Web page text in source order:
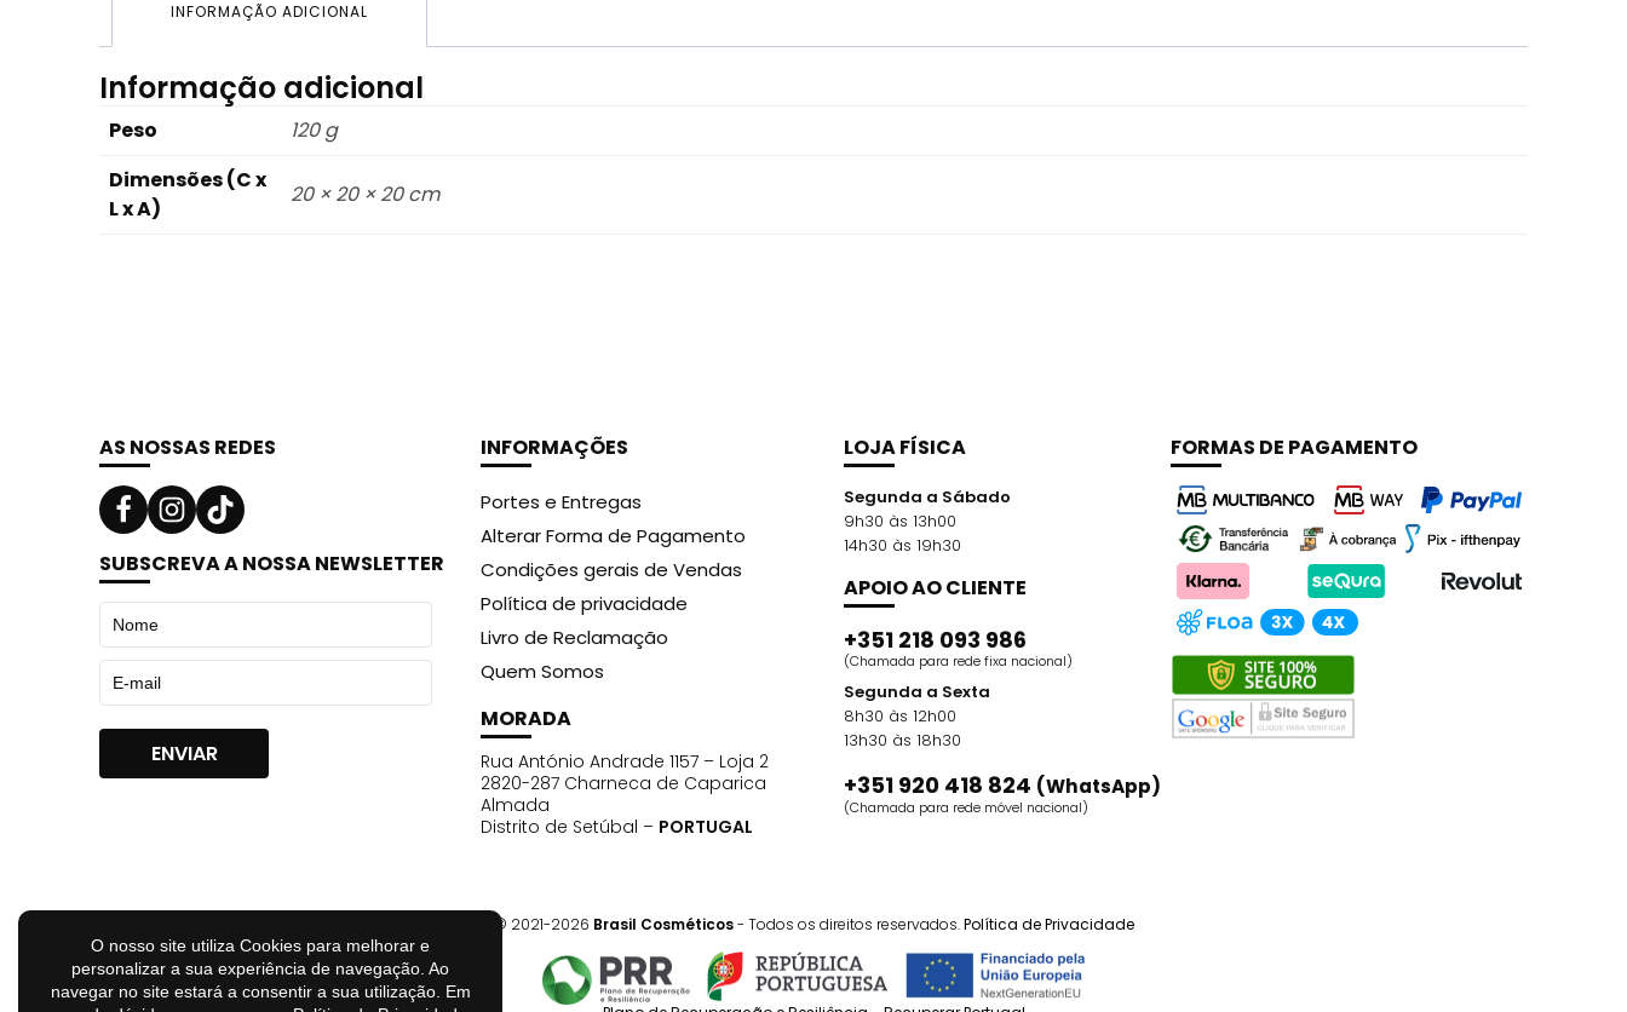
O nosso site utiliza Cookies para melhorar e
personalizar a sua experiência de navegação. Ao
navegar no site estará a consentir a sua utilização. Em
INFORMAÇÃO ADICIONAL
Informação adicional
Peso
120 g
Dimensões (C x
L x A)
20 × 20 × 20 cm
AS NOSSAS REDES
SUBSCREVA A NOSSA NEWSLETTER
INFORMAÇÕES
Portes e Entregas
Alterar Forma de Pagamento
Condições gerais de Vendas
Política de privacidade
Livro de Reclamação
Quem Somos
MORADA
Rua António Andrade 1157 – Loja 2
2820-287 Charneca de Caparica
Almada
Distrito de Setúbal – PORTUGAL
LOJA FÍSICA
Segunda a Sábado
9h30 às 13h00
14h30 às 19h30
APOIO AO CLIENTE
+351 218 093 986
(Chamada para rede fixa nacional)
Segunda a Sexta
8h30 às 12h00
13h30 às 18h30
+351 920 418 824 (WhatsApp)
(Chamada para rede móvel nacional)
FORMAS DE PAGAMENTO
© 2021-2026 Brasil Cosméticos- Todos os direitos reservados.Política de Privacidade